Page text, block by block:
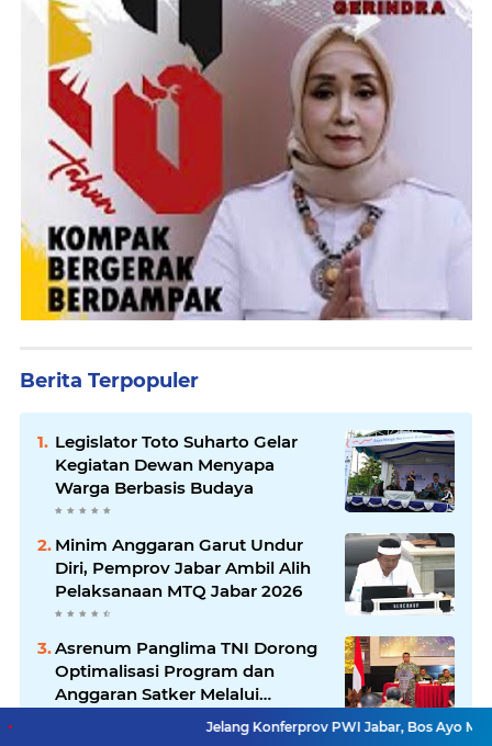
Berita Terpopuler
Legislator Toto Suharto Gelar
Kegiatan Dewan Menyapa
Warga Berbasis Budaya
Minim Anggaran Garut Undur
Diri, Pemprov Jabar Ambil Alih
Pelaksanaan MTQ Jabar 2026
Asrenum Panglima TNI Dorong
Optimalisasi Program dan
Anggaran Satker Melalui
Jelang Konferprov PWI Jabar, Bos Ayo Media Sambangi